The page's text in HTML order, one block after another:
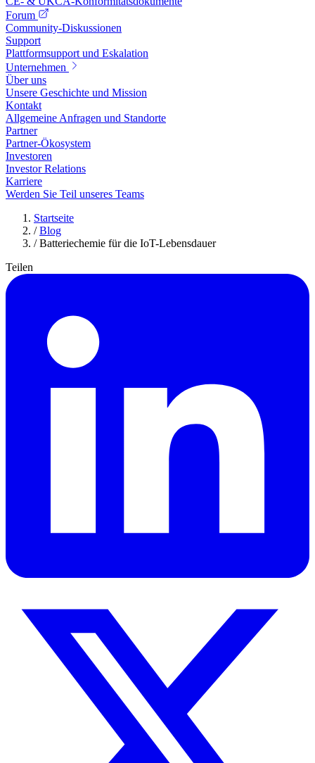
Forum
Community-Diskussionen
Support
Plattformsupport und Eskalation
Unternehmen
Über uns
Unsere Geschichte und Mission
Kontakt
Allgemeine Anfragen und Standorte
Partner
Partner-Ökosystem
Investoren
Investor Relations
Karriere
Werden Sie Teil unseres Teams
Startseite
/ Blog
/ Batteriechemie für die IoT-Lebensdauer
Teilen